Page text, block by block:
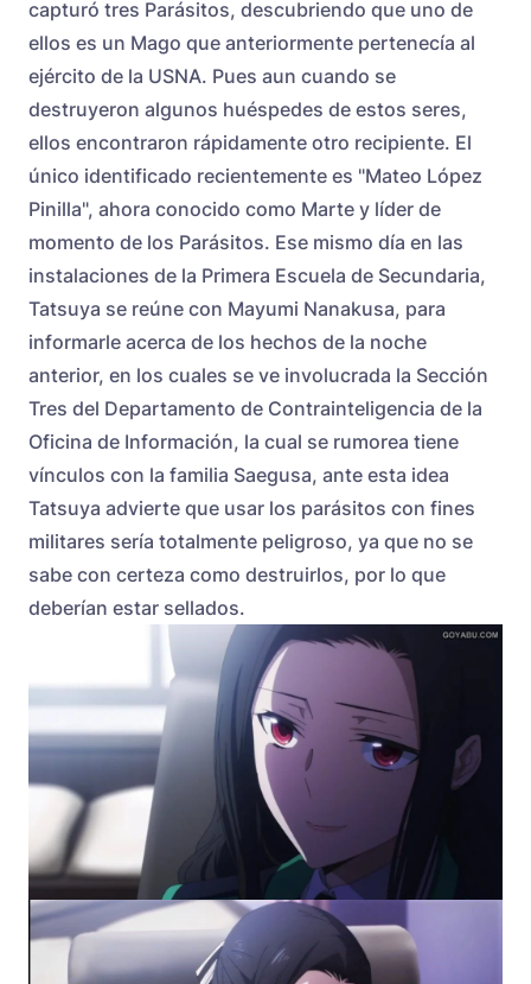
capturó tres Parásitos, descubriendo que uno de
ellos es un Mago que anteriormente pertenecía al
ejército de la USNA. Pues aun cuando se
destruyeron algunos huéspedes de estos seres,
ellos encontraron rápidamente otro recipiente. El
único identificado recientemente es "Mateo López
Pinilla", ahora conocido como Marte y líder de
momento de los Parásitos. Ese mismo día en las
instalaciones de la Primera Escuela de Secundaria,
Tatsuya se reúne con Mayumi Nanakusa, para
informarle acerca de los hechos de la noche
anterior, en los cuales se ve involucrada la Sección
Tres del Departamento de Contrainteligencia de la
Oficina de Información, la cual se rumorea tiene
vínculos con la familia Saegusa, ante esta idea
Tatsuya advierte que usar los parásitos con fines
militares sería totalmente peligroso, ya que no se
sabe con certeza como destruirlos, por lo que
deberían estar sellados.